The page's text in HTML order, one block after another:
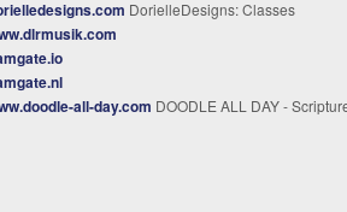
DorielleDesigns: Classes
all-day.com DOODLE ALL DAY - Scripture